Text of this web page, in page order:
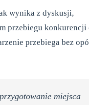
wynika z dyskusji,
przebiegu konkurencji
przebiega bez
miejsca